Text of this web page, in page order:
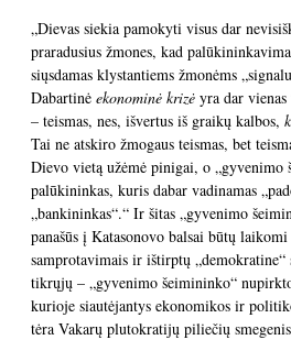
„Dievas siekia pamokyti visus dar
praradusius žmones, kad
siųsdamas klystantiems žmonėms
Dabartinė ekonominė krizė yra dar vienas
– teismas, nes, išvertus iš graikų kalbos,
Tai ne atskiro žmogaus teismas, bet
Dievo vietą užėmė pinigai, o „gyvenimo
palūkininkas, kuris dabar vadinamas
„bankininkas“.“ Ir šitas „gyvenimo
panašūs į Katasonovo balsai būtų
samprotavimais ir ištirptų „demokratine“
tikrųjų – „gyvenimo šeimininko“
kurioje siautėjantys ekonomikos ir
tėra Vakarų plutokratijų piliečių